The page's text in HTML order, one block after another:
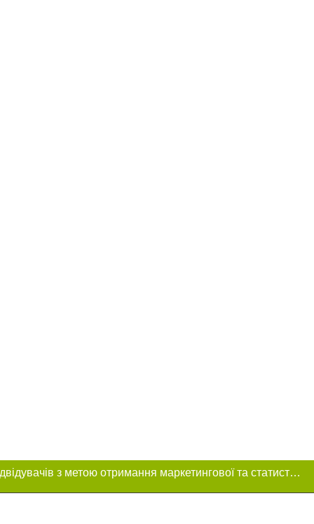
Цей сайт використовує «cookies». Також веб-сайт використовує інтернет-сервіс для збору технічних даних стосовно відвідувачів з метою отримання маркетингової та статистичної інформації. Умови обробки даних відвідувачів сайту див.